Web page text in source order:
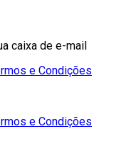
caixa de e-mail
e Condições
e Condições